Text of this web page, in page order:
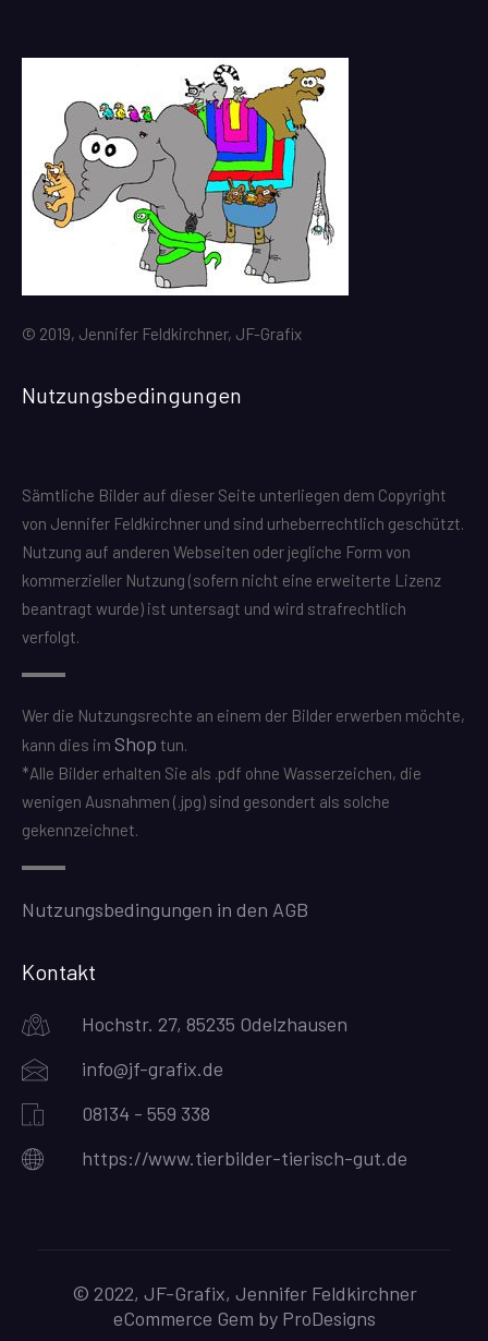
© 2019, Jennifer Feldkirchner, JF-Grafix
Nutzungsbedingungen
Sämtliche Bilder auf dieser Seite unterliegen dem Copyright
von Jennifer Feldkirchner und sind urheberrechtlich geschützt.
Nutzung auf anderen Webseiten oder jegliche Form von
kommerzieller Nutzung (sofern nicht eine erweiterte Lizenz
beantragt wurde) ist untersagt und wird strafrechtlich
verfolgt.
Wer die Nutzungsrechte an einem der Bilder erwerben möchte,
kann dies im Shop tun.
*Alle Bilder erhalten Sie als .pdf ohne Wasserzeichen, die
wenigen Ausnahmen (.jpg) sind gesondert als solche
gekennzeichnet.
Nutzungsbedingungen in den AGB
Kontakt
Hochstr. 27, 85235 Odelzhausen
info@jf-grafix.de
08134 - 559 338
https://www.tierbilder-tierisch-gut.de
© 2022, JF-Grafix, Jennifer Feldkirchner
eCommerce Gem by ProDesigns